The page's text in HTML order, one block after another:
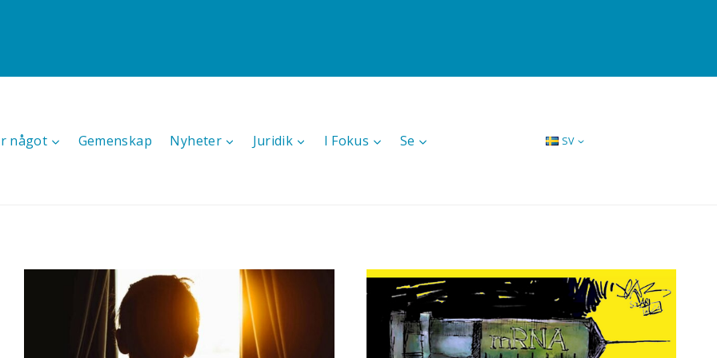
något Gemenskap Nyheter Juridik I Fokus Se SV